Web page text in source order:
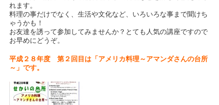
れます。
料理の事だけでなく、生活や文化など、いろいろな事まで聞けち
ゃうかも！
お友達を誘って参加してみませんか？とても人気の講座ですので
お早めにどうぞ。
平成２８年度 第２回目は「アメリカ料理～アマンダさんの台所
～」です。